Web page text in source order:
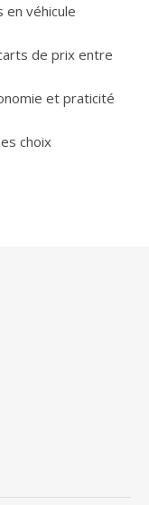
véhicule
de prix entre
et praticité
choix